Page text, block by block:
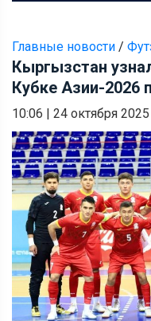
Главные новости /
Кыргызстан
Кубке Азии-2026
10:06 | 24 октября 2025